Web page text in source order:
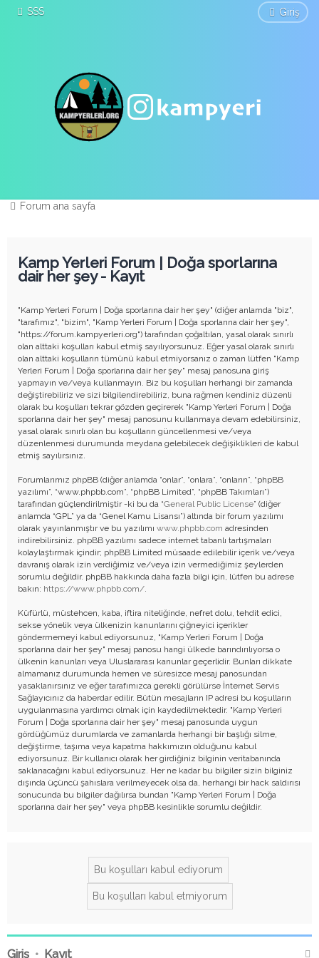
SSS Giriş
Forum ana sayfa
Kamp Yerleri Forum | Doğa sporlarına
dair her şey - Kayıt
"Kamp Yerleri Forum | Doğa sporlarına dair her şey" (diğer anlamda "biz",
"tarafımız", "bizim", "Kamp Yerleri Forum | Doğa sporlarına dair her şey",
"https://forum.kampyerleri.org") tarafından çoğaltılan, yasal olarak sınırlı
olan alttaki koşulları kabul etmiş sayılıyorsunuz. Eğer yasal olarak sınırlı
olan alttaki koşulların tümünü kabul etmiyorsanız o zaman lütfen "Kamp
Yerleri Forum | Doğa sporlarına dair her şey" mesaj panosuna giriş
yapmayın ve/veya kullanmayın. Biz bu koşulları herhangi bir zamanda
değiştirebiliriz ve sizi bilgilendirebiliriz, buna rağmen kendiniz düzenli
olarak bu koşulları tekrar gözden geçirerek "Kamp Yerleri Forum | Doğa
sporlarına dair her şey" mesaj panosunu kullanmaya devam edebilirsiniz,
yasal olarak sınırlı olan bu koşulların güncellenmesi ve/veya
düzenlenmesi durumunda meydana gelebilecek değişiklikleri de kabul
etmiş sayılırsınız.
Forumlarımız phpBB (diğer anlamda “onlar”, “onlara”, “onların”, “phpBB
yazılımı”, “www.phpbb.com”, “phpBB Limited”, “phpBB Takımları”)
tarafından güçlendirilmiştir -ki bu da “General Public License” (diğer
anlamda “GPL” ya da “Genel Kamu Lisansı”) altında bir forum yazılımı
olarak yayınlanmıştır ve bu yazılımı www.phpbb.com adresinden
indirebilirsiniz. phpBB yazılımı sadece internet tabanlı tartışmaları
kolaylaştırmak içindir; phpBB Limited müsaade edilebilir içerik ve/veya
davranış olarak izin verdiğimiz ve/veya izin vermediğimiz şeylerden
sorumlu değildir. phpBB hakkında daha fazla bilgi için, lütfen bu adrese
bakın: https://www.phpbb.com/
Küfürlü, müstehcen, kaba, iftira niteliğinde, nefret dolu, tehdit edici,
sekse yönelik veya ülkenizin kanunlarını çiğneyici içerikler
göndermemeyi kabul ediyorsunuz, "Kamp Yerleri Forum | Doğa
sporlarına dair her şey" mesaj panosu hangi ülkede barındırılıyorsa o
ülkenin kanunları veya Uluslararası kanunlar geçerlidir. Bunları dikkate
almamanız durumunda hemen ve süresizce mesaj panosundan
yasaklanırsınız ve eğer tarafımızca gerekli görülürse İnternet Servis
Sağlayıcınız da haberdar edilir. Bütün mesajların IP adresi bu koşulların
uygulanmasına yardımcı olmak için kaydedilmektedir. "Kamp Yerleri
Forum | Doğa sporlarına dair her şey" mesaj panosunda uygun
gördüğümüz durumlarda ve zamanlarda herhangi bir başlığı silme,
değiştirme, taşıma veya kapatma hakkımızın olduğunu kabul
ediyorsunuz. Bir kullanıcı olarak her girdiğiniz bilginin veritabanında
saklanacağını kabul ediyorsunuz. Her ne kadar bu bilgiler sizin bilginiz
dışında üçüncü şahıslara verilmeyecek olsa da, herhangi bir hack saldırısı
sonucunda bu bilgiler dağılırsa bundan "Kamp Yerleri Forum | Doğa
sporlarına dair her şey" veya phpBB kesinlikle sorumlu değildir.
Giriş • Kayıt